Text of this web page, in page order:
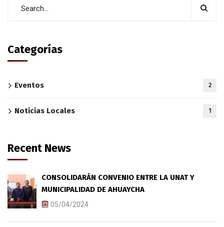
Categorías
Eventos 2
Noticias Locales 1
Recent News
CONSOLIDARÁN CONVENIO ENTRE LA UNAT Y
MUNICIPALIDAD DE AHUAYCHA
05/04/2024